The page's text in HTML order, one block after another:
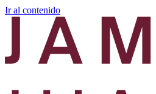
Ir al contenido